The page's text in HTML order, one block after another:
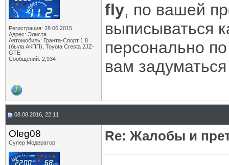
Регистрация: 28.06.2015
Адрес: Элиста
Автомобиль: Гранта-Спорт 1.8
(была АКПП), Toyota Cresta 2JZ-
GTE
Сообщений: 2,934
fly, по вашей
выписываться
персонально
вам
08.08.2016, 22:11
Oleg08
Супер Модератор Re: Жалобы и